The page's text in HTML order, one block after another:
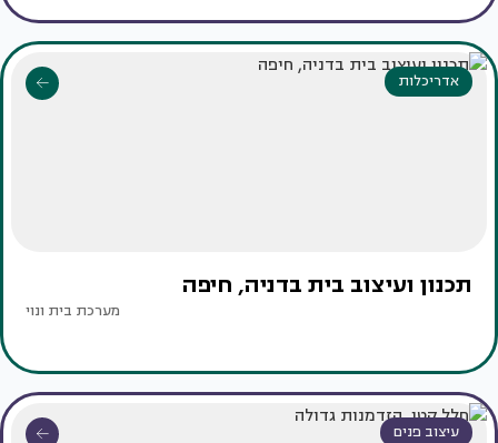
אדריכלות
תכנון ועיצוב בית בדניה, חיפה
מערכת בית ונוי
עיצוב פנים